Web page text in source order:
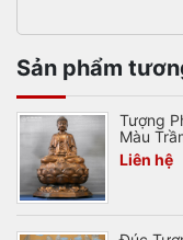
Sản phẩm
Tượng
Màu
Liên hệ